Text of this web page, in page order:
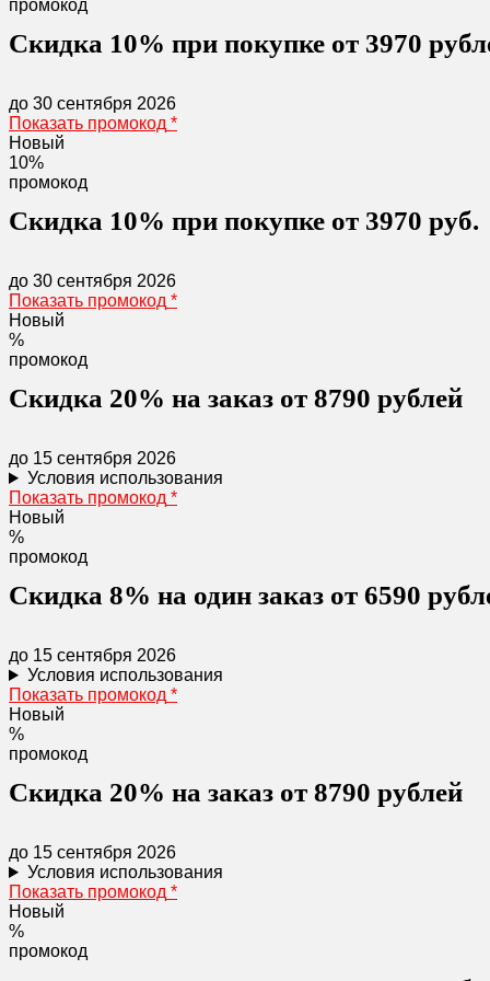
промокод
Скидка 10% при покупке от 3970
до 30 сентября 2026
Показать промокод *
Новый
10%
промокод
Скидка 10% при покупке от 3970 руб.
до 30 сентября 2026
Показать промокод *
Новый
%
промокод
Скидка 20% на заказ от 8790 рублей
до 15 сентября 2026
Условия использования
Показать промокод *
Новый
%
промокод
Скидка 8% на один заказ от 6590
до 15 сентября 2026
Условия использования
Показать промокод *
Новый
%
промокод
Скидка 20% на заказ от 8790 рублей
до 15 сентября 2026
Условия использования
Показать промокод *
Новый
%
промокод